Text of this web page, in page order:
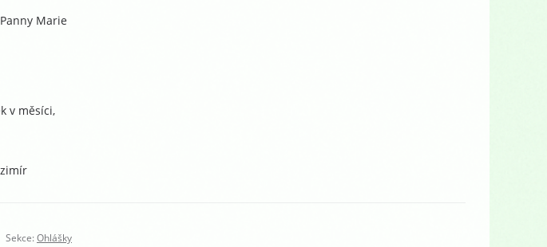
Marie
v měsíci,
Sekce:Ohlášky